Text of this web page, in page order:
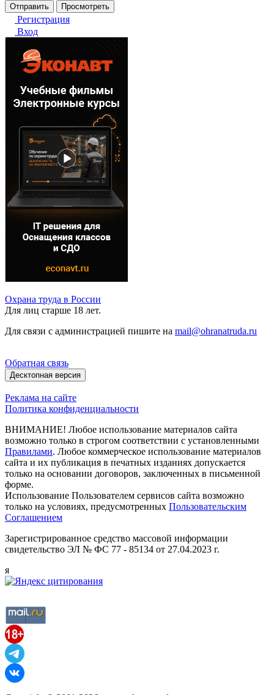
Регистрация
Вход
Охрана труда в России
Для лиц старше 18 лет.
Для связи с администрацией пишите на mail@ohranatruda.ru
Обратная связь
Десктопная версия
Реклама на сайте
Политика конфиденциальности
ВНИМАНИЕ! Любое использование материалов сайта
возможно только в строгом соответствии с установленными
Правилами. Любое коммерческое использование материалов
сайта и их публикация в печатных изданиях допускается
только на основании договоров, заключенных в письменной
форме.
Использование Пользователем сервисов сайта возможно
только на условиях, предусмотренных Пользовательским
Соглашением
Зарегистрированное средство массовой информации
свидетельство ЭЛ № ФС 77 - 85134 от 27.04.2023 г.
я